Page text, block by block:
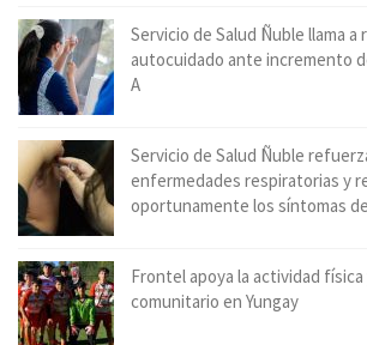
Servicio de Salud Ñuble llama a
autocuidado ante incremento
A
Servicio de Salud Ñuble
enfermedades respiratorias y
oportunamente los síntomas
Frontel apoya la actividad
comunitario en Yungay